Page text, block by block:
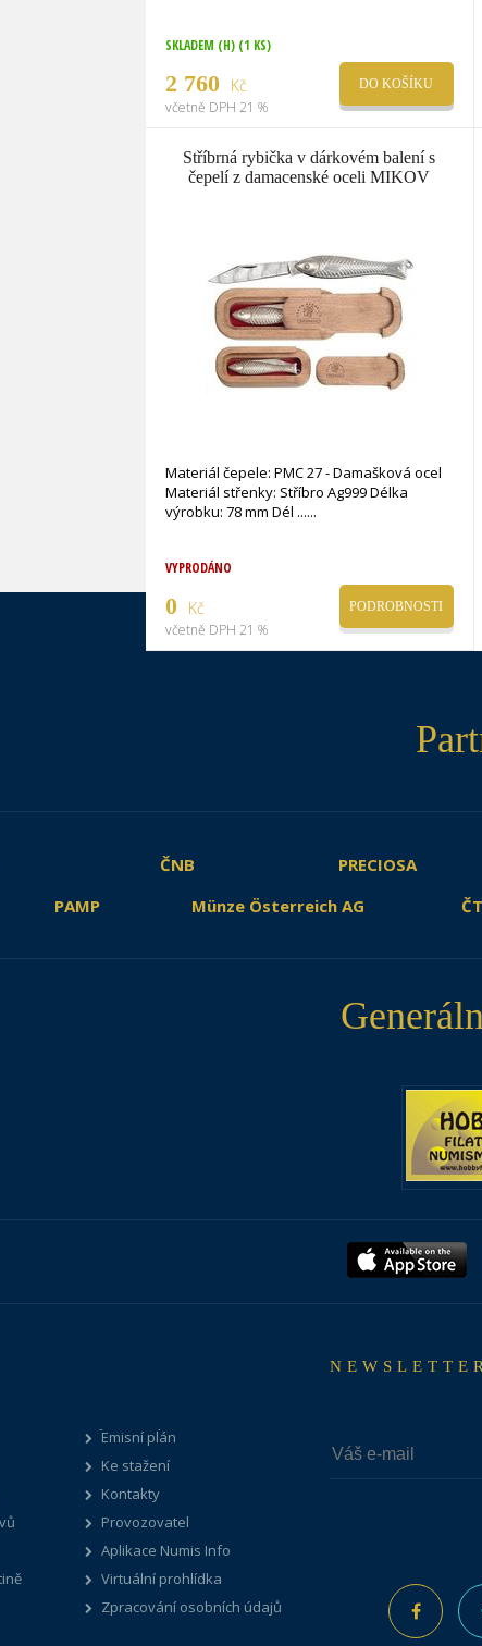
SKLADEM (H) (1 KS)
2 760 Kč
včetně DPH 21 %
DO KOŠÍKU
Stříbrná rybička v dárkovém balení s
čepelí z damacenské oceli MIKOV
Materiál čepele: PMC 27 - Damašková ocel
Materiál střenky: Stříbro Ag999 Délka
výrobku: 78 mm Dél ...
VYPRODÁNO
0 Kč
včetně DPH 21 %
PODROBNOSTI
ČNB PRECIOSA
PAMP
Münze Österreich AG
Emisní plán
Ke stažení
Kontakty
Provozovatel
Aplikace Numis Info
Virtuální prohlídka
Zpracování osobních údajů
NEWSLETTER